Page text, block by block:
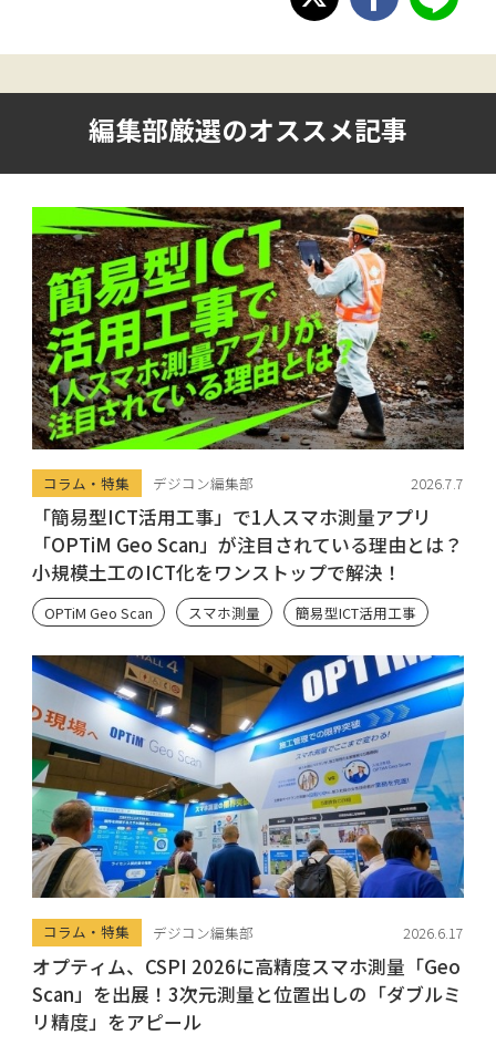
編集部厳選のオススメ記事
コラム・特集 デジコン編集部 2026.7.7
「簡易型ICT活用工事」で1人スマホ測量アプリ
「OPTiM Geo Scan」が注目されている理由とは？
小規模土工のICT化をワンストップで解決！
OPTiM Geo Scan スマホ測量 簡易型ICT活用工事
コラム・特集 デジコン編集部 2026.6.17
オプティム、CSPI 2026に高精度スマホ測量「Geo
Scan」を出展！3次元測量と位置出しの「ダブルミ
リ精度」をアピール